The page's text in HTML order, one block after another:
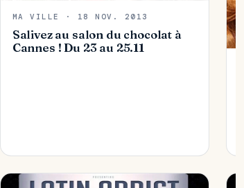
MA VILLE · 18 NOV. 2013
Salivez au salon du chocolat à
Cannes ! Du 23 au 25.11